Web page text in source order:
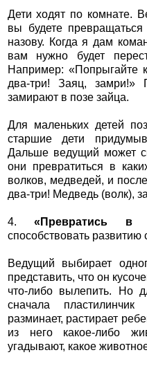
Дети ходят по комнате.
вы будете
назову. Когда я дам
вам нужно будет
Например: «Попрыгайте
два-три! Заяц, замри!»
замирают в позе зайца.
Для маленьких детей
старшие дети
Дальше ведущий может
они превратиться в
волков, медведей, и
два-три! Медведь (волк),
4.«Превратись в
способствовать развитию
Ведущий выбирает
представить, что он
что-либо вылепить. Но
сначала
разминает, растирает
из него какое-либо
угадывают, какое